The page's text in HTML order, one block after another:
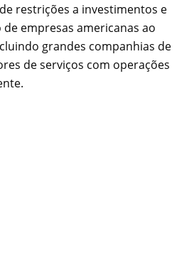
restrições a investimentos e
empresas americanas ao
grandes companhias de
de serviços com operações